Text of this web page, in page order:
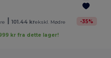
101.44 krekskl. Mødre -35%
kr fra dette lager!